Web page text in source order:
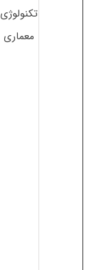
تکنولوژی
معماری